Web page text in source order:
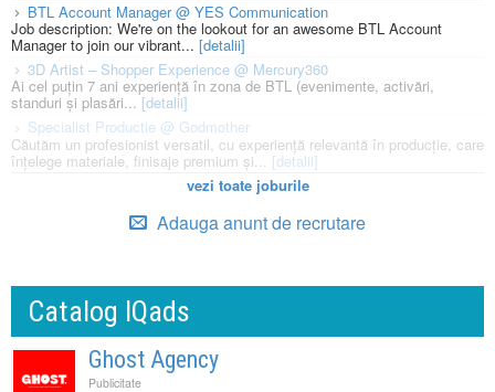
BTL Account Manager @ YES Communication
Job description: We're on the lookout for an awesome BTL Account
Manager to join our vibrant... [detalii]
3D Artist – Shopper Experience @ Mercury360
Ai cel puțin 7 ani experiență în zona de BTL (evenimente, activări,
standuri și plasări... [detalii]
Specialist Productie @ Godmother
Căutăm un profesionist versatil, cu experiență relevantă în producție, care
înțelege materiale, finisaje premium și... [detalii]
vezi toate joburile
Adauga anunt de recrutare
Catalog IQads
Ghost Agency
Publicitate